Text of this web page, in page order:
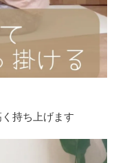
持ち上げます